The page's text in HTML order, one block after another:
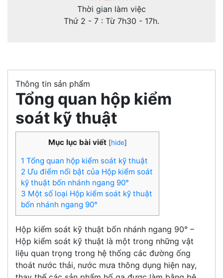
Thời gian làm việc
Thứ 2 - 7 : Từ 7h30 - 17h.
Thông tin sản phẩm
Tổng quan hộp kiểm
soát kỹ thuật
Mục lục bài viết [hide]
1 Tổng quan hộp kiểm soát kỹ thuật
2 Ưu điểm nổi bật của Hộp kiểm soát
kỹ thuật bốn nhánh ngang 90°
3 Một số loại Hộp kiểm soát kỹ thuật
bốn nhánh ngang 90°
Hộp kiểm soát kỹ thuật bốn nhánh ngang 90° –
Hộp kiểm soát kỹ thuật là một trong những vật
liệu quan trọng trong hệ thống các đường ống
thoát nước thải, nước mưa thông dụng hiện nay,